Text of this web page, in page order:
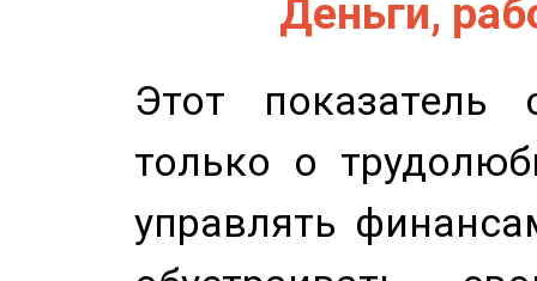
Деньги,
Этот показатель
только о
управлять